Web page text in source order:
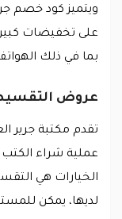
ويتميز كود خصم
على تخفيضات
بما في ذلك
عروض
تقدم مكتبة جرير
عملية شراء الكتب
الخيارات هي
لديها، يمكن